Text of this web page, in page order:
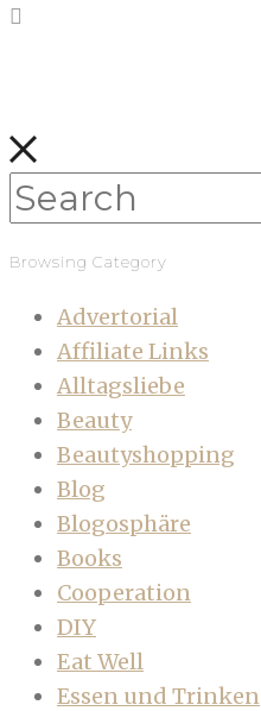
Browsing Category
Advertorial
Affiliate Links
Alltagsliebe
Beauty
Beautyshopping
Blog
Blogosphäre
Books
Cooperation
DIY
Eat Well
Essen und Trinken